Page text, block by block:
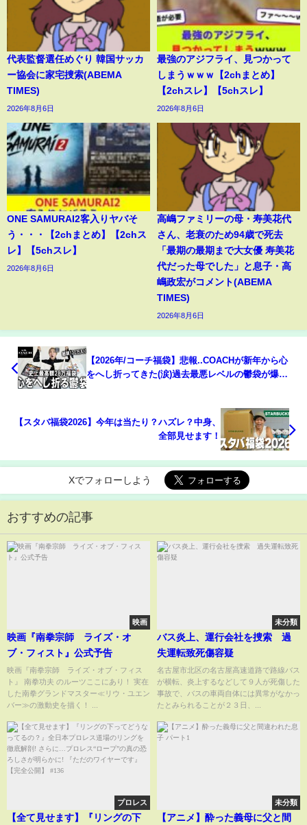
代表監督選任めぐり 韓国サッカ
ー協会に家宅捜索(ABEMA
TIMES)
2026年8月6日
最強のアジフライ、見つかって
しまうｗｗｗ【2chまとめ】
【2chスレ】【5chスレ】
2026年8月6日
ONE SAMURAI2客入りヤバそ
う・・・【2chまとめ】【2chス
レ】【5chスレ】
2026年8月6日
高嶋ファミリーの母・寿美花代
さん、老衰のため94歳で死去
「最期の最期まで大女優 寿美花
代だった母でした」と息子・高
嶋政宏がコメント(ABEMA
TIMES)
2026年8月6日
【2026年/コーチ福袋】悲報..COACHが新年から心
をへし折ってきた(涙)過去最悪レベルの鬱袋が爆
【スタバ福袋2026】今年は当たり？ハズレ？中身、
全部見せます！
Xでフォローしよう
おすすめの記事
映画
映画『南拳宗師 ライズ・オ
ブ・フィスト』公式予告
映画『南拳宗師 ライズ・オブ・フィス
ト』 南拳功夫 のルーツここにあり！ 実在
した南拳グランドマスター≪リウ・ユエン
バー≫の激動史を描く！ ...
未分類
バス炎上、運行会社を捜索 過
失運転致死傷容疑
名古屋市北区の名古屋高速道路で路線バス
が横転、炎上するなどして９人が死傷した
事故で、バスの車両自体には異常がなかっ
たとみられることが２３日、...
プロレス
【全て見せます】『リングの下
未分類
【アニメ】酔った義母に父と間